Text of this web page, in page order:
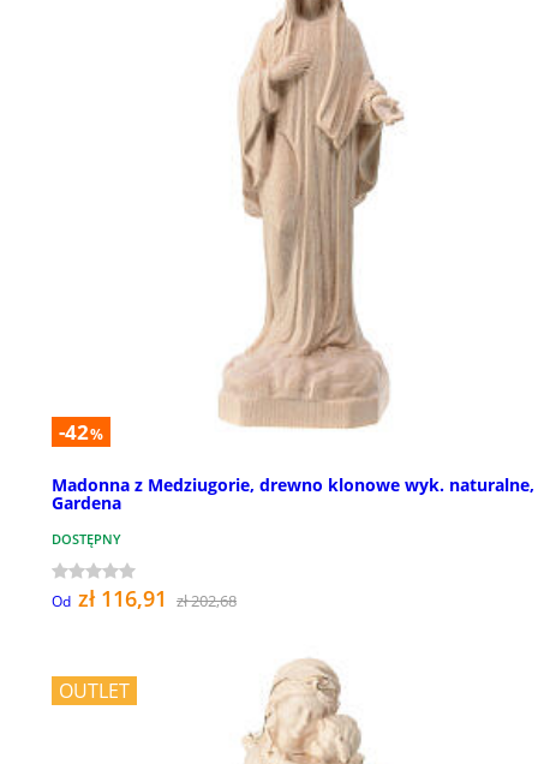
-42%
Madonna z Medziugorie, drewno klonowe wyk. naturalne,
Gardena
DOSTĘPNY
Od zł 116,91 zł 202,68
OUTLET